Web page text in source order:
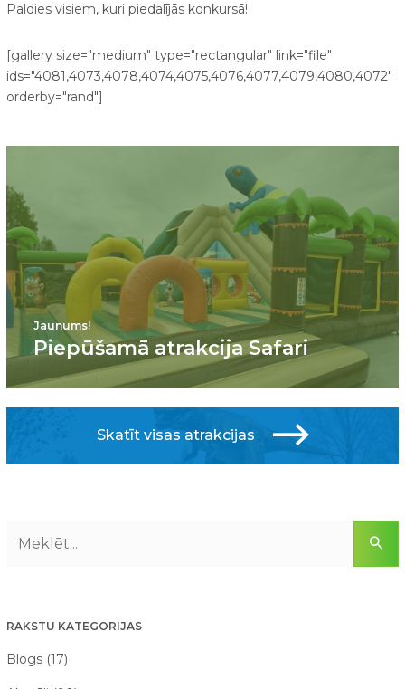
Paldies visiem, kuri piedalījās konkursā!
[gallery size="medium" type="rectangular" link="file"
ids="4081,4073,4078,4074,4075,4076,4077,4079,4080,4072"
orderby="rand"]
Jaunums!
Piepūšamā atrakcija Safari
Skatīt visas atrakcijas
RAKSTU KATEGORIJAS
Blogs (17)